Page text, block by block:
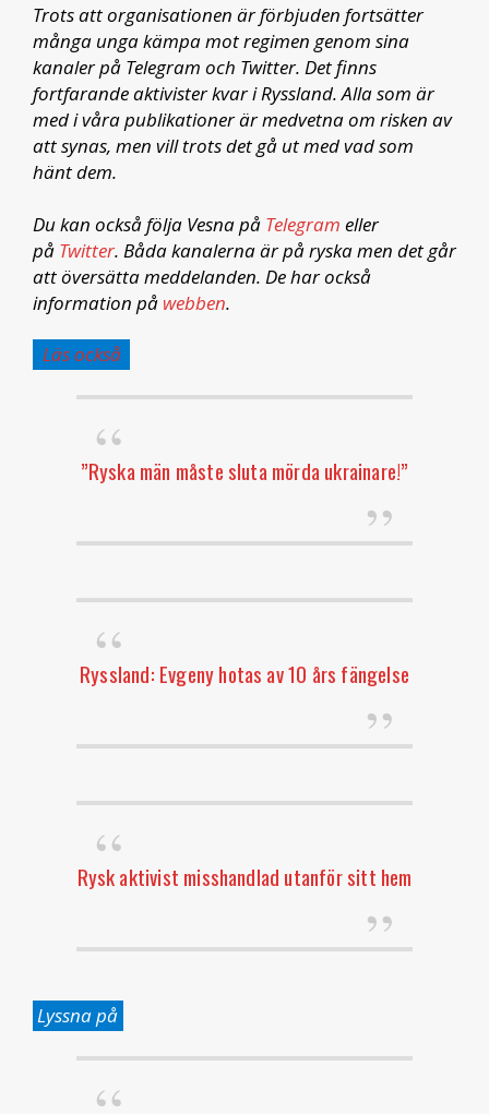
Trots att organisationen är förbjuden fortsätter
många unga kämpa mot regimen genom sina
kanaler på Telegram och Twitter. Det finns
fortfarande aktivister kvar i Ryssland. Alla som är
med i våra publikationer är medvetna om risken av
att synas, men vill trots det gå ut med vad som
hänt dem.
Du kan också följa Vesna på Telegram eller
på Twitter. Båda kanalerna är på ryska men det går
att översätta meddelanden. De har också
information på webben.
Läs också
”Ryska män måste sluta mörda ukrainare!”
Ryssland: Evgeny hotas av 10 års fängelse
Rysk aktivist misshandlad utanför sitt hem
Lyssna på